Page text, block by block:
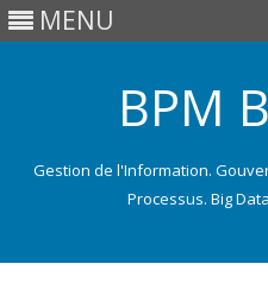
MENU
BPM
Gestion de l'Information.
Processus. Big